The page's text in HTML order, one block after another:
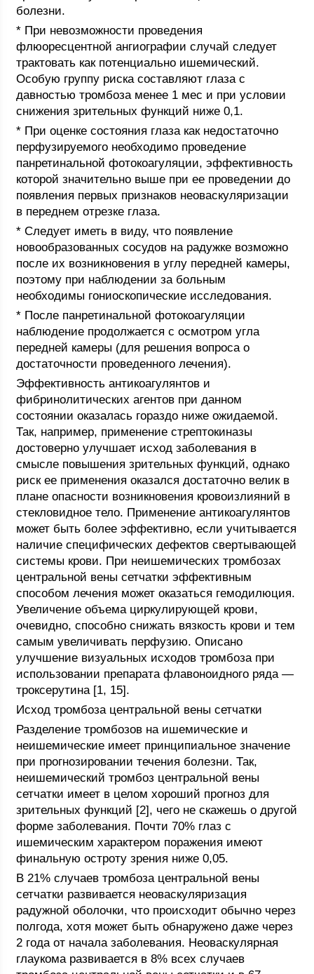
болезни.
* При невозможности проведения
флюоресцентной ангиографии случай следует
трактовать как потенциально ишемический.
Особую группу риска составляют глаза с
давностью тромбоза менее 1 мес и при условии
снижения зрительных функций ниже 0,1.
* При оценке состояния глаза как недостаточно
перфузируемого необходимо проведение
панретинальной фотокоагуляции, эффективность
которой значительно выше при ее проведении до
появления первых признаков неоваскуляризации
в переднем отрезке глаза.
* Следует иметь в виду, что появление
новообразованных сосудов на радужке возможно
после их возникновения в углу передней камеры,
поэтому при наблюдении за больным
необходимы гониоскопические исследования.
* После панретинальной фотокоагуляции
наблюдение продолжается с осмотром угла
передней камеры (для решения вопроса о
достаточности проведенного лечения).
Эффективность антикоагулянтов и
фибринолитических агентов при данном
состоянии оказалась гораздо ниже ожидаемой.
Так, например, применение стрептокиназы
достоверно улучшает исход заболевания в
смысле повышения зрительных функций, однако
риск ее применения оказался достаточно велик в
плане опасности возникновения кровоизлияний в
стекловидное тело. Применение антикоагулянтов
может быть более эффективно, если учитывается
наличие специфических дефектов свертывающей
системы крови. При неишемических тромбозах
центральной вены сетчатки эффективным
способом лечения может оказаться гемодилюция.
Увеличение объема циркулирующей крови,
очевидно, способно снижать вязкость крови и тем
самым увеличивать перфузию. Описано
улучшение визуальных исходов тромбоза при
использовании препарата флавоноидного ряда —
троксерутина [1, 15].
Исход тромбоза центральной вены сетчатки
Разделение тромбозов на ишемические и
неишемические имеет принципиальное значение
при прогнозировании течения болезни. Так,
неишемический тромбоз центральной вены
сетчатки имеет в целом хороший прогноз для
зрительных функций [2], чего не скажешь о другой
форме заболевания. Почти 70% глаз с
ишемическим характером поражения имеют
финальную остроту зрения ниже 0,05.
В 21% случаев тромбоза центральной вены
сетчатки развивается неоваскуляризация
радужной оболочки, что происходит обычно через
полгода, хотя может быть обнаружено даже через
2 года от начала заболевания. Неоваскулярная
глаукома развивается в 8% всех случаев